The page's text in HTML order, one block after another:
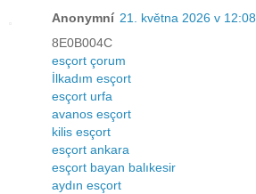
Anonymní 21. května 2026 v 12:08
8E0B004C
esçort çorum
İlkadım esçort
esçort urfa
avanos esçort
kilis esçort
esçort ankara
esçort bayan balıkesir
aydın esçort